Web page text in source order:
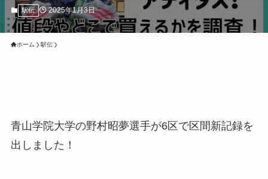
駅伝 2025年1月3日
ホーム 駅伝
青山学院大学の野村昭夢選手が6区で区間新記録を
出しました！